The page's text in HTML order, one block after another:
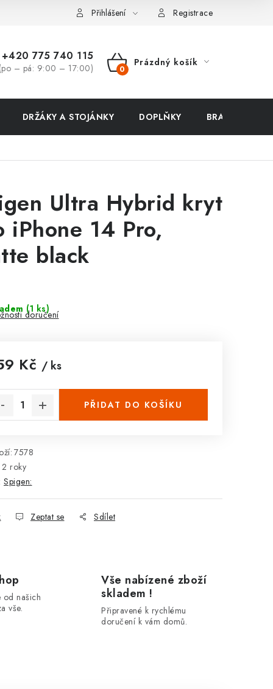
zboží a reklamace Přihlášení Registrace
+420 775 740 115
(po – pá: 9:00 – 17:00)
NÁKUPNÍ
Prázdný košík
DRŽÁKY A STOJÁNKY DOPLŇKY BRAŠNY NA
Ultra Hybrid kryt
iPhone 14 Pro,
black
(1 ks)
doručení
Kč / ks
PŘIDAT DO KOŠÍKU
7578
2 roky
Spigen:
Zeptat se Sdílet
od našich
vše.
Vše nabízené zboží
skladem !
Připravené k rychlému
doručení k vám domů.